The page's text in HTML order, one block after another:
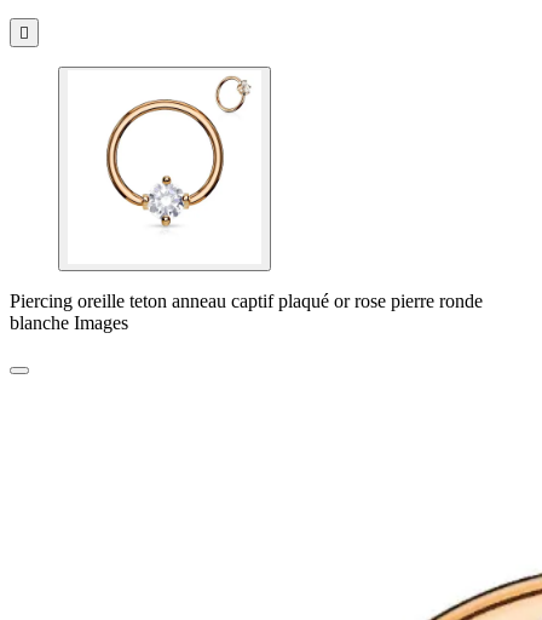

Piercing oreille teton anneau captif plaqué or rose pierre ronde
blanche Images